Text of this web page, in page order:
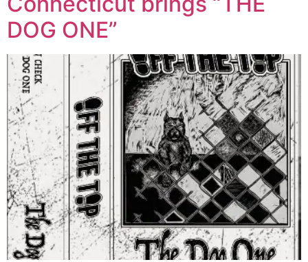
DOG ONE”